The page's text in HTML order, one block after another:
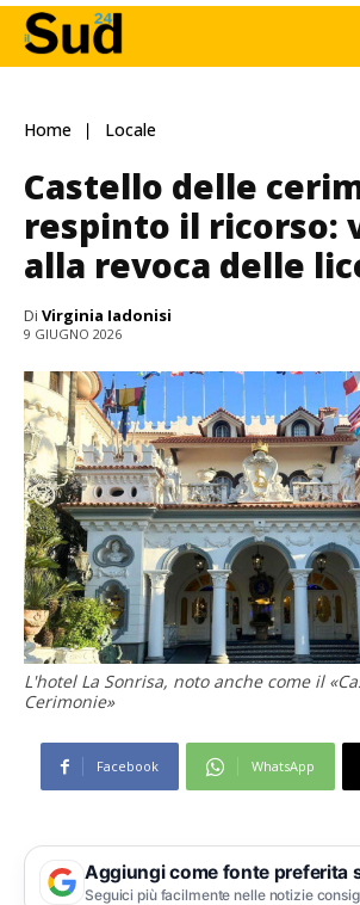
Home Locale
Castello delle
respinto il ricorso:
alla revoca delle
Di Virginia Iadonisi
9 GIUGNO 2026
L'hotel La Sonrisa, noto anche come il
Cerimonie»
Facebook WhatsApp
Aggiungi come fonte preferita
Seguici più facilmente nelle notizie